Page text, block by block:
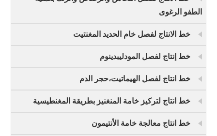
الطفو الرغوى
خط الانتاج لفصل خام الحديد المغنتيت
خط إنتاج لفصل المودليبدينوم
خط انتاج لفصل الهيماتيت،حجر الدم
خط انتاج لتركيز خامة المنغنيز بطريقة المغنطيسية
خط انتاج معالجة خامة الأنتيمون